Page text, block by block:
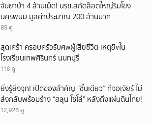
จับยาบ้า 4 ล้านเม็ด! นรข.สกัดล็อตใหญ่ริมโขง
นครพนม มูลค่าประมาณ 200 ล้านบาท
85 ดู
สุดเศร้า ครอบครัวรับศwผู้เสียชีวิต เหตุยิvใน
โรงเรียนเทพศิรินทร์ นนทบุรี
116 ดู
ยิ่งรู้ยิ่งจุก! เปิดของสำคัญ “ชิ้นเดียว” ที่จอเจียร์ ไม่
ส่งกลับพร้อมร่าง “ฮลุน โซโล่” หลังถึงแผ่นดินไทย!
12,926 ดู